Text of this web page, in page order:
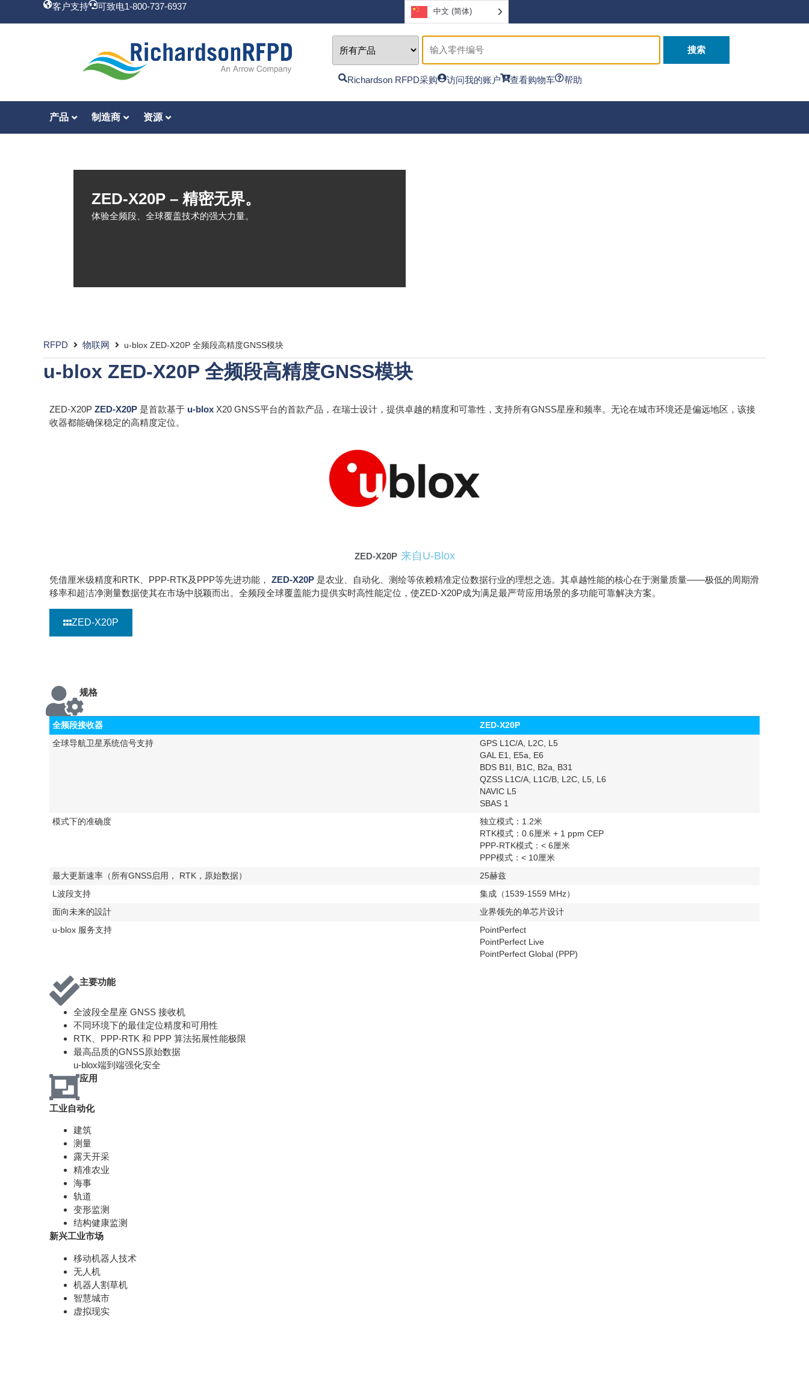
客户支持 可致电1-800-737-6937 中文 (简体)
搜索
Richardson RFPD采购 访问我的账户 查看购物车 帮助
产品 制造商 资源
ZED-X20P – 精密无界。
体验全频段、全球覆盖技术的强大力量。
RFPD 物联网 u-blox ZED-X20P 全频段高精度GNSS模块
u-blox ZED-X20P 全频段高精度GNSS模块
ZED-X20P ZED-X20P 是首款基于 u-blox X20 GNSS平台的首款产品，在瑞士设计，提供卓越的精度和可靠性，支持所有GNSS星座和频率。无论在城市环境还是偏远地区，该接
收器都能确保稳定的高精度定位。
ZED-X20P 来自u-Blox
凭借厘米级精度和RTK、PPP-RTK及PPP等先进功能， ZED-X20P 是农业、自动化、测绘等依赖精准定位数据行业的理想之选。其卓越性能的核心在于测量质量——极低的周期滑
移率和超洁净测量数据使其在市场中脱颖而出。全频段全球覆盖能力提供实时高性能定位，使ZED-X20P成为满足最严苛应用场景的多功能可靠解决方案。
ZED-X20P
规格
全频段接收器
ZED-X20P
全球导航卫星系统信号支持
GPS L1C/A, L2C, L5
GAL E1, E5a, E6
BDS B1I, B1C, B2a, B31
QZSS L1C/A, L1C/B, L2C, L5, L6
NAVIC L5
SBAS 1
模式下的准确度
独立模式：1.2米
RTK模式：0.6厘米 + 1 ppm CEP
PPP-RTK模式：< 6厘米
PPP模式：< 10厘米
最大更新速率（所有GNSS启用， RTK，原始数据）
25赫兹
L波段支持
集成（1539-1559 MHz）
面向未来的設計
业界领先的单芯片设计
u-blox 服务支持
PointPerfect
PointPerfect Live
PointPerfect Global (PPP)
主要功能
全波段全星座 GNSS 接收机
不同环境下的最佳定位精度和可用性
RTK、PPP-RTK 和 PPP 算法拓展性能极限
最高品质的GNSS原始数据
u-blox端到端强化安全
应用
工业自动化
建筑
测量
露天开采
精准农业
海事
轨道
变形监测
结构健康监测
新兴工业市场
移动机器人技术
无人机
机器人割草机
智慧城市
虚拟现实